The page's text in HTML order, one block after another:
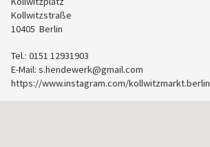
Kollwitzstraße
10405 Berlin
Tel.: 0151 12931903
E-Mail: s.hendewerk@gmail.com
https://www.instagram.com/kollwitzmarkt.berlin